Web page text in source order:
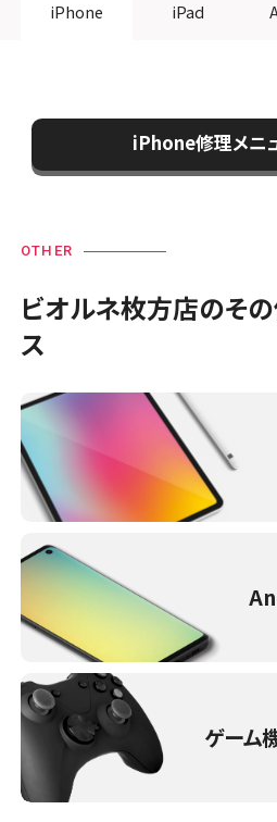
iPhone iPad
iPhone修理メニ
OTHER
ビオルネ枚方店のそ
ス
ゲーム